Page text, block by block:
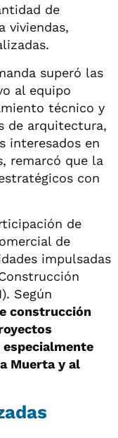
de
viviendas,
superó las
al equipo
técnico y
de arquitectura,
interesados en
remarcó que la
con
de
de
impulsadas
Según
construcción
Muerta y al